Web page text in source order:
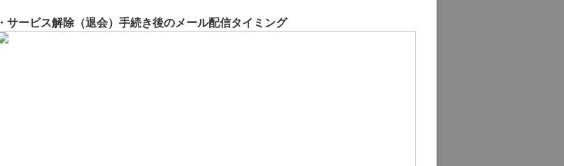
・サービス解除（退会）手続き後のメール配信タイミング